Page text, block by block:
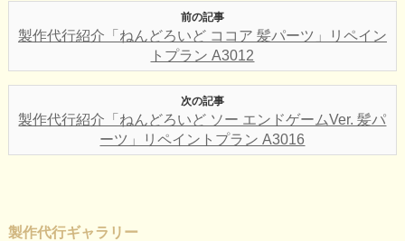
前の記事
製作代行紹介「ねんどろいど ココア 髪パーツ」リペイン
トプラン A3012
次の記事
製作代行紹介「ねんどろいど ソー エンドゲームVer. 髪パ
ーツ」リペイントプラン A3016
製作代行ギャラリー